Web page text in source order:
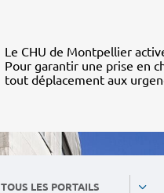
Le CHU de Montpellier
Pour garantir une prise en
tout déplacement aux
TOUS LES PORTAILS